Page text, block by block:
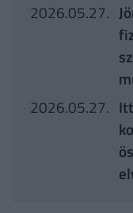
2026.05.27.
2026.05.27.